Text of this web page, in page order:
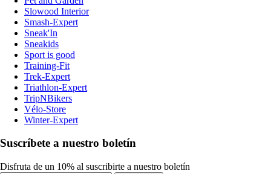
Slowood Interior
Smash-Expert
Sneak'In
Sneakids
Sport is good
Training-Fit
Trek-Expert
Triathlon-Expert
TripNBikers
Vélo-Store
Winter-Expert
Suscríbete a nuestro boletín
Disfruta de un 10% al suscribirte a nuestro boletín